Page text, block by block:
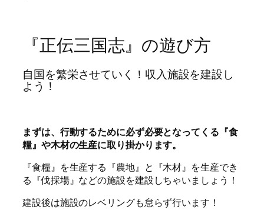
『正伝三国志』の遊び方
自国を繁栄させていく！収入施設を建設し
よう！
まずは、行動するために必ず必要となってくる『食
糧』や木材の生産に取り掛かります。
『食糧』を生産する『農地』と『木材』を生産でき
る『伐採場』などの施設を建設しちゃいましょう！
建設後は施設のレベリングも怠らず行います！